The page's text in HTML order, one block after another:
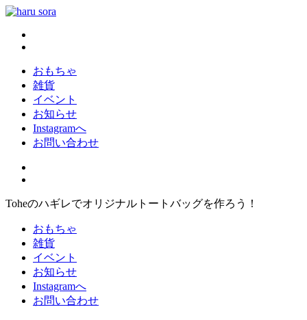
コ
haru sora
新しいharusoraもよろしくおねがいします
おもちゃ
雑貨
イベント
お知らせ
Instagramへ
お問い合わせ
Toheのハギレでオリジナルトートバッグを作ろう！
おもちゃ
雑貨
イベント
お知らせ
Instagramへ
お問い合わせ